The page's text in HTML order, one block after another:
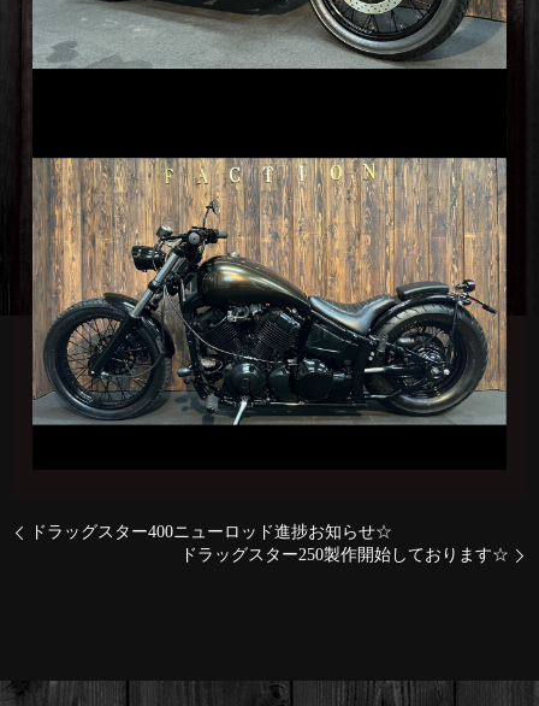
ドラッグスター400ニューロッド進捗お知らせ☆
ドラッグスター250製作開始しております☆